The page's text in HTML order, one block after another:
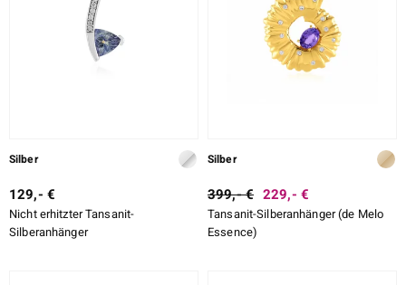
Silber
129,- €
Nicht erhitzter Tansanit-
Silberanhänger
Silber
399,- € 229,- €
Tansanit-Silberanhänger (de Melo
Essence)